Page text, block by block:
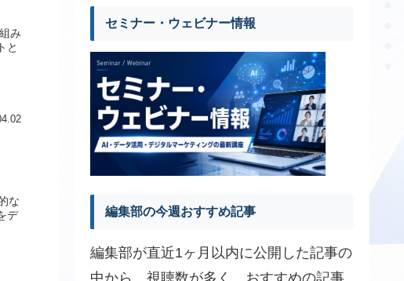
み
と
な
デ
セミナー・ウェビナー情報
編集部の今週おすすめ記事
編集部が直近1ヶ月以内に公開した記事の
中から、視聴数が多く、おすすめの記事